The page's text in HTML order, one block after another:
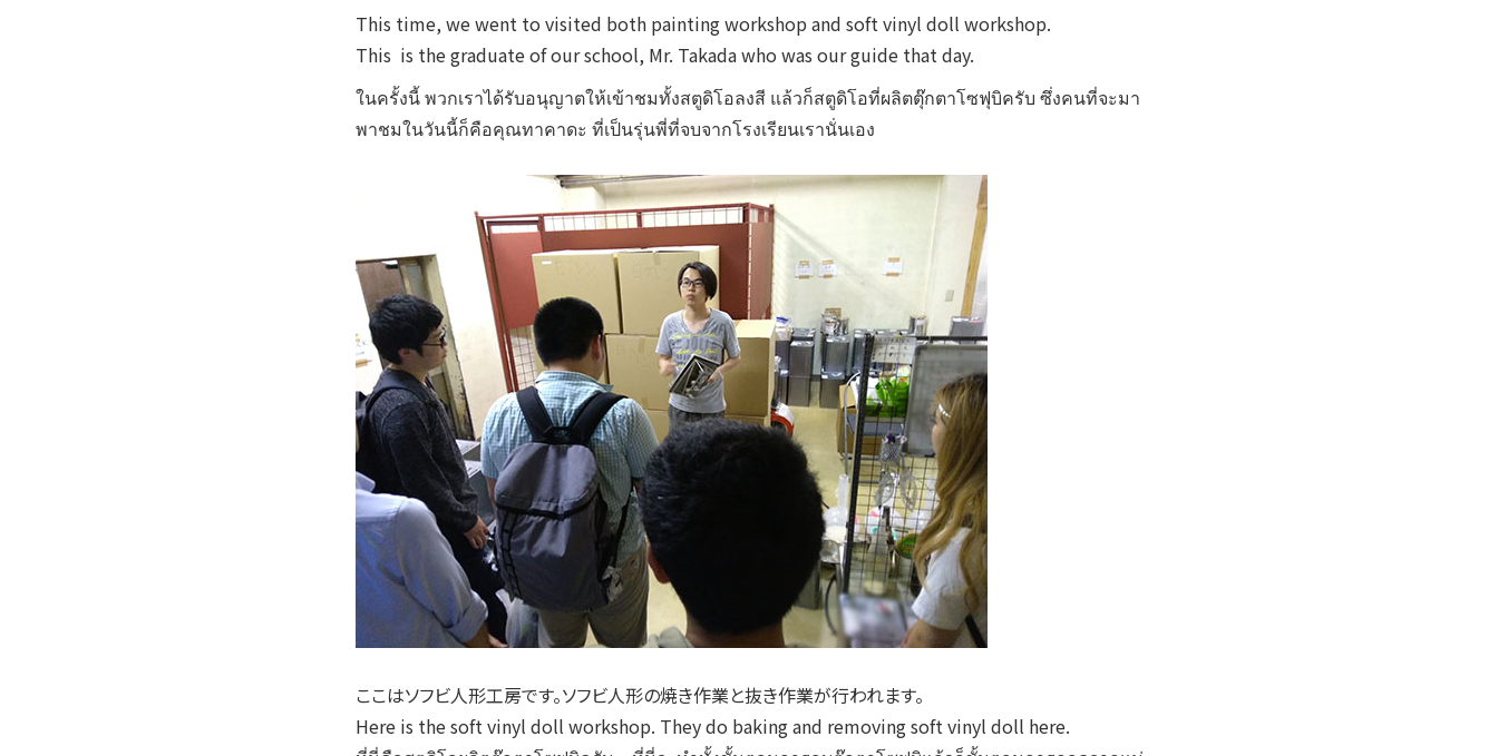
This time, we went to visited both painting workshop and soft vinyl doll workshop.
This is the graduate of our school, Mr. Takada who was our guide that day.
ในครั้งนี้ พวกเราได้รับอนุญาตให้เข้าชมทั้งสตูดิโอลงสี แล้วก็สตูดิโอที่ผลิตตุ๊กตาโซฟุบิครับ ซึ่งคนที่จะมา
พาชมในวันนี้ก็คือคุณทาคาดะ ที่เป็นรุ่นพี่ที่จบจากโรงเรียนเรานั่นเอง
ここはソフビ人形工房です。ソフビ人形の焼き作業と抜き作業が行われます。
Here is the soft vinyl doll workshop. They do baking and removing soft vinyl doll here.